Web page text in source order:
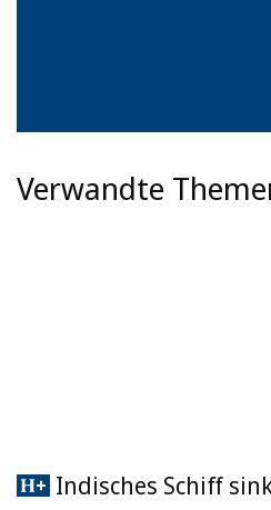
Verwandte
Indisches Schiff